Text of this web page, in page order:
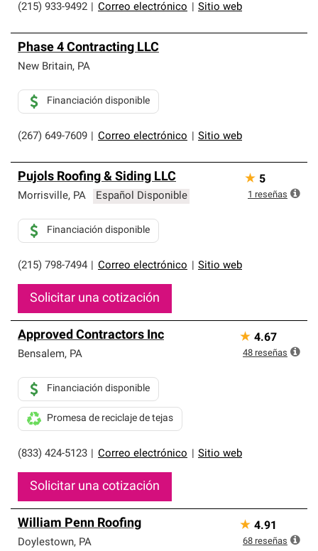
(215) 933-9492
Correo electrónico Sitio web
Phase 4 Contracting LLC
New Britain, PA
(267) 649-7609 Correo electrónico Sitio web
Financiación disponible
Pujols Roofing & Siding LLC
Morrisville, PA Español Disponible
(215) 798-7494 Correo electrónico Sitio web
Financiación disponible
Solicitar una cotización
★ 5
1 reseñas
Approved Contractors Inc
Bensalem, PA
(833) 424-5123 Correo electrónico Sitio web
Financiación disponible
Promesa de reciclaje de tejas
Solicitar una cotización
★ 4.67
48 reseñas
William Penn Roofing
Doylestown, PA
★ 4.91
68 reseñas